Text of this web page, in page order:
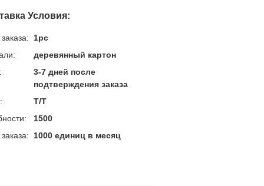
Условия:
1pc
деревянный картон
3-7 дней после
подтверждения заказа
T/T
1500
1000 единиц в месяц